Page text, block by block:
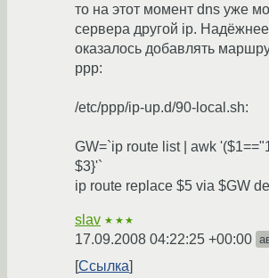
то на этот момент dns уже
сервера другой ip.
оказалось добавлять
ppp:
/etc/ppp/ip-up.d/90-local.sh:
GW=`ip route list | awk
$3}'`
ip route replace $5 via $GW
slav ★★★
17.09.2008 04:22:25 +00:00
Ссылка